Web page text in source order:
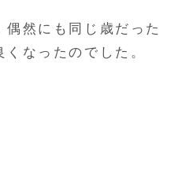
然にも同じ歳だった
なったのでした。